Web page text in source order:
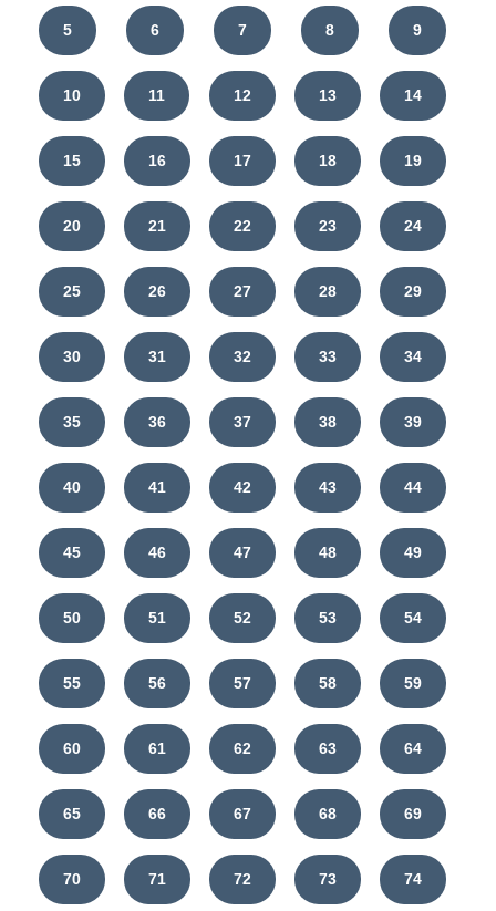
5 6 7 8 9
10 11 12 13 14
15 16 17 18 19
20 21 22 23 24
25 26 27 28 29
30 31 32 33 34
35 36 37 38 39
40 41 42 43 44
45 46 47 48 49
50 51 52 53 54
55 56 57 58 59
60 61 62 63 64
65 66 67 68 69
70 71 72 73 74